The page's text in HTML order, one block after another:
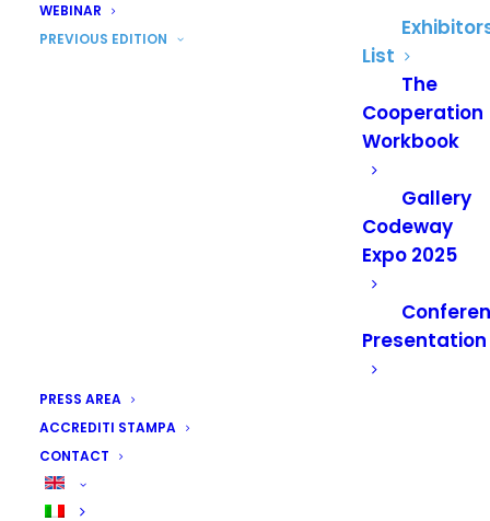
WEBINAR
PREVIOUS EDITION
List
The
Cooperation
Workbook
Gallery
Codeway
Expo 2025
Presentation
PRESS AREA
ACCREDITI STAMPA
CONTACT
AICS – Agenzia Italiana
per la Cooperazione